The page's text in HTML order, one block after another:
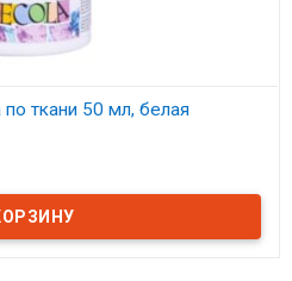
ткани 50 мл, белая